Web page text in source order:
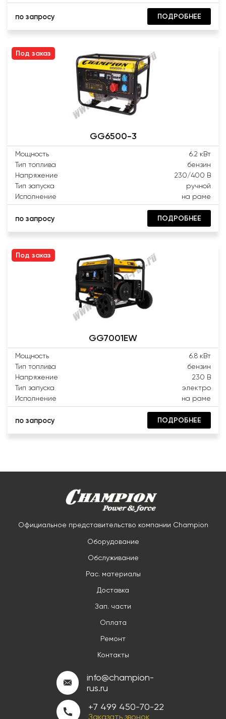
по запросу ПОДРОБНЕЕ
Под заказ
GG6500-3
Мощность
6.2 кВт
Тип топлива
бензин
Напряжение
230/400 В
Тип запуска
ручной
Исполнение
на раме
по запросу ПОДРОБНЕЕ
Под заказ
GG7001EW
Мощность
6.8 кВт
Тип топлива
бензин
Напряжение
230 В
Тип запуска
электро
Исполнение
на раме
по запросу ПОДРОБНЕЕ
Официальное представительство компании Champion
Оборудование
Обслуживание
Рас. материалы
Доставка
Зап. части
Оплата
Ремонт
Контакты
info@champion-
rus.ru
+7 499 450-70-22
Заказать звонок